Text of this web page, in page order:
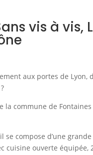
vis à vis,
aux portes de Lyon,
la commune de
se compose d’une
cuisine ouverte équipée,